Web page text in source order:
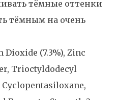
тёмные оттенки
тёмным на очень
(7.3%), Zinc
Trioctyldodecyl